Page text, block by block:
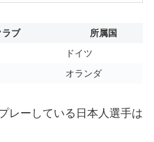
ラブ
所属国
ドイツ
オランダ
レーしている日本人選手は